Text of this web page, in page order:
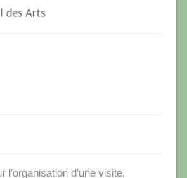
l’organisation d’une visite,